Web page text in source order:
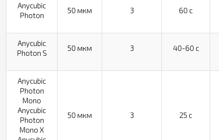
Anycubic
Photon
50 мкм 3 60 с
Anycubic
Photon S
50 мкм 3 40-60 с
Anycubic
Photon
Mono
Anycubic
Photon
Mono X
50 мкм 3 25 с